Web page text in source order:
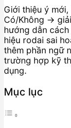
Giới thiệu ý
Có/Không →
hướng dẫn
hiệu rodai sai
thêm phần ngữ
trường hợp kỹ
dụng.
Mục lục